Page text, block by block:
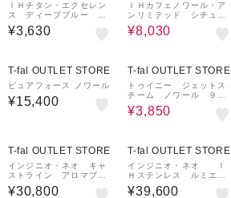
ＩＨチタン・エクセレン
ス ディープブルー フ
ライパン ２４ｃｍ
¥3,630
ＩＨカフェノワール・ア
ンリミテッド シチュー
ポット ２４ｃｍ
¥8,030
T-fal OUTLET STORE
ピュアフォース ノワール
¥15,400
T-fal OUTLET STORE
トゥイニー ジェットス
チーム ノワール ９０
５０
¥3,850
T-fal OUTLET STORE
インジニオ・ネオ キャ
ストライン アロマプ
ロ セット７Ｒ
¥30,800
T-fal OUTLET STORE
インジニオ・ネオ Ｉ
Ｈステンレス ルミエー
ル セット１３
¥39,600